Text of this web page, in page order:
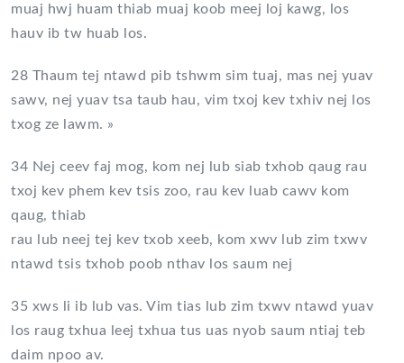
muaj hwj huam thiab muaj koob meej loj kawg, los
hauv ib tw huab los.
28 Thaum tej ntawd pib tshwm sim tuaj, mas nej yuav
sawv, nej yuav tsa taub hau, vim txoj kev txhiv nej los
txog ze lawm. »
34 Nej ceev faj mog, kom nej lub siab txhob qaug rau
txoj kev phem kev tsis zoo, rau kev luab cawv kom
qaug, thiab
rau lub neej tej kev txob xeeb, kom xwv lub zim txwv
ntawd tsis txhob poob nthav los saum nej
35 xws li ib lub vas. Vim tias lub zim txwv ntawd yuav
los raug txhua leej txhua tus uas nyob saum ntiaj teb
daim npoo av.